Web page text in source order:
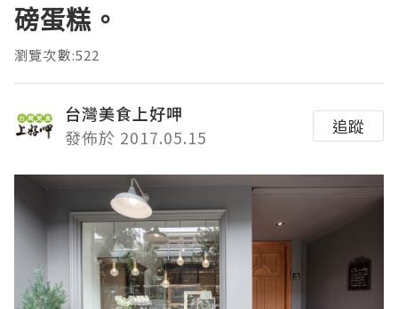
磅蛋糕。
瀏覽次數:522
台灣美食上好呷
發佈於 2017.05.15
追蹤